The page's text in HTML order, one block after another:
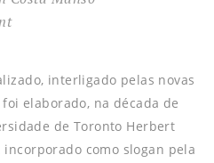
interligado pelas novas
elaborado, na década de
de Toronto Herbert
como slogan pela